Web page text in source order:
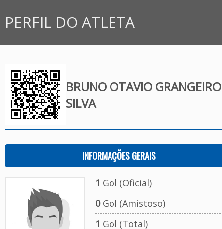
PERFIL DO ATLETA
BRUNO OTAVIO
SILVA
INFORMAÇÕES GERAIS
1 Gol (Oficial)
0Gol (Amistoso)
1 Gol (Total)